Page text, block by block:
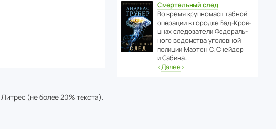
Литрес (не более 20% текста).
Смертельный след
Во время круп­но­мас­ш­та­бной
операции в городке Бад‑Крой­
цнах следо­ва­тели Феде­раль­
ного ведомства уголо­вной
полиции Мартен С. Снейдер
и Сабина…
‹Далее›